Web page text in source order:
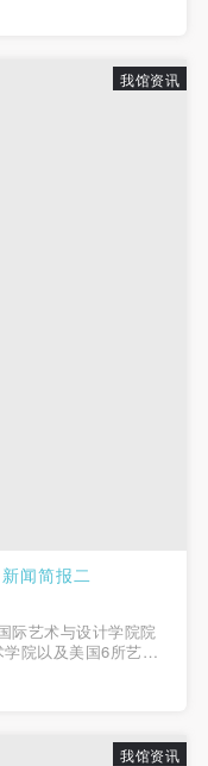
计教育的基础训练、
我馆资讯
闻简报二
际艺术与设计学院院
院以及美国6所艺术
学术委员会副主任孙
江强调“基础”代表初
我馆资讯